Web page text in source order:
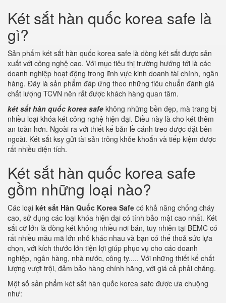
Két sắt hàn quốc korea safe là
gì?
Sản phẩm két sắt hàn quốc korea safe là dòng két sắt được sản
xuất với công nghệ cao. Với mục tiêu thị trường hướng tới là các
doanh nghiệp hoạt động trong lĩnh vực kinh doanh tài chính, ngân
hàng. Đây là sản phẩm đáp ứng theo những tiêu chuẩn đánh giá
chất lượng TCVN nên rất được khách hàng quan tâm.
két sắt hàn quốc korea safe không những bền đẹp, mà trang bị
nhiều loại khóa két công nghệ hiện đại. Điều này là cho két thêm
an toàn hơn. Ngoài ra với thiết kế bản lề cánh treo được đặt bên
ngoài. Két sắt ksy gửi tài sản trông khỏe khoắn và tiếp kiệm được
rất nhiều diện tích.
Két sắt hàn quốc korea safe
gồm những loại nào?
Các loại két sắt Hàn Quốc Korea Safe có khả năng chống cháy
cao, sử dụng các loại khóa hiện đại có tính bảo mật cao nhất. Két
sắt cỡ lớn là dòng két không nhiều nơi bán, tuy nhiên tại BEMC có
rất nhiều mẫu mã lớn nhỏ khác nhau và bạn có thể thoả sức lựa
chọn, với kích thước lớn tiện lợi giúp phục vụ cho các doanh
nghiệp, ngân hàng, nhà nước, công ty..... Với những thiết kế chất
lượng vượt trội, đảm bảo hàng chính hãng, với giá cả phải chăng.
Một số sản phẩm két sắt hàn quốc korea safe được ưa chuộng
như: